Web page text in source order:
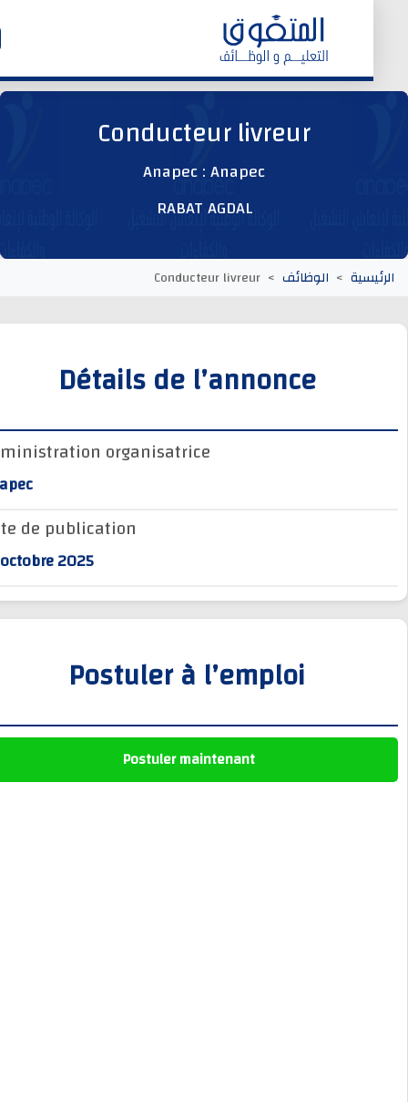
وظائف عمومية
وظائف المؤسسات و المقاولات العمومية
وظائف مصالح الدولة
Conducteur livreur
Anapec : Anapec
RABAT AGDAL
الوظائف Conducteur livreur
Détails de l’annonce
Administration organisatrice
Anapec
Date de publication
31 octobre 2025
Postuler à l’emploi
Postuler maintenant